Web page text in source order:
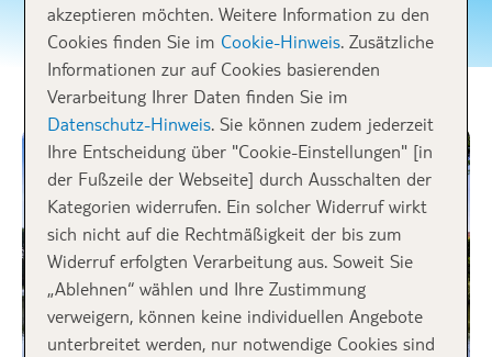
Bodensee
akzeptieren möchten. Weitere Information zu den
Cookies finden Sie im Cookie-Hinweis. Zusätzliche
Informationen zur auf Cookies basierenden
Verarbeitung Ihrer Daten finden Sie im
Datenschutz-Hinweis. Sie können zudem jederzeit
Ihre Entscheidung über "Cookie-Einstellungen" [in
der Fußzeile der Webseite] durch Ausschalten der
Kategorien widerrufen. Ein solcher Widerruf wirkt
sich nicht auf die Rechtmäßigkeit der bis zum
Widerruf erfolgten Verarbeitung aus. Soweit Sie
„Ablehnen“ wählen und Ihre Zustimmung
verweigern, können keine individuellen Angebote
unterbreitet werden, nur notwendige Cookies sind